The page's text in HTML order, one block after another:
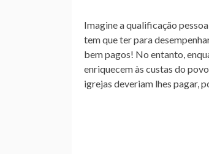
Imagine a qualificação
tem que ter para
bem pagos! No entanto,
enriquecem às custas do
igrejas deveriam lhes pagar,